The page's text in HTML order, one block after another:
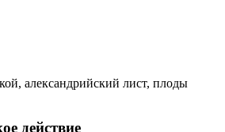
александрийский лист, плоды
действие